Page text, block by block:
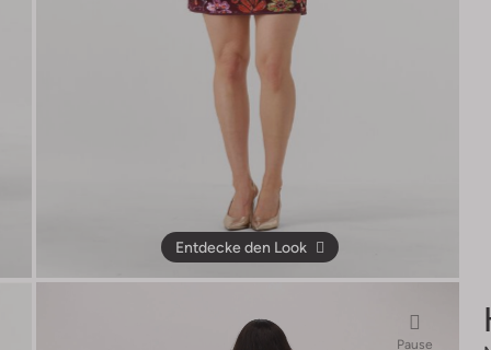
Entdecke den Look
Pause